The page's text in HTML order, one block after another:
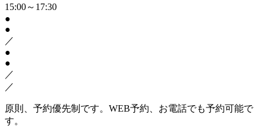
15:00～17:30
●
●
／
●
●
／
／
原則、予約優先制です。WEB予約、お電話でも予約可能で
す。